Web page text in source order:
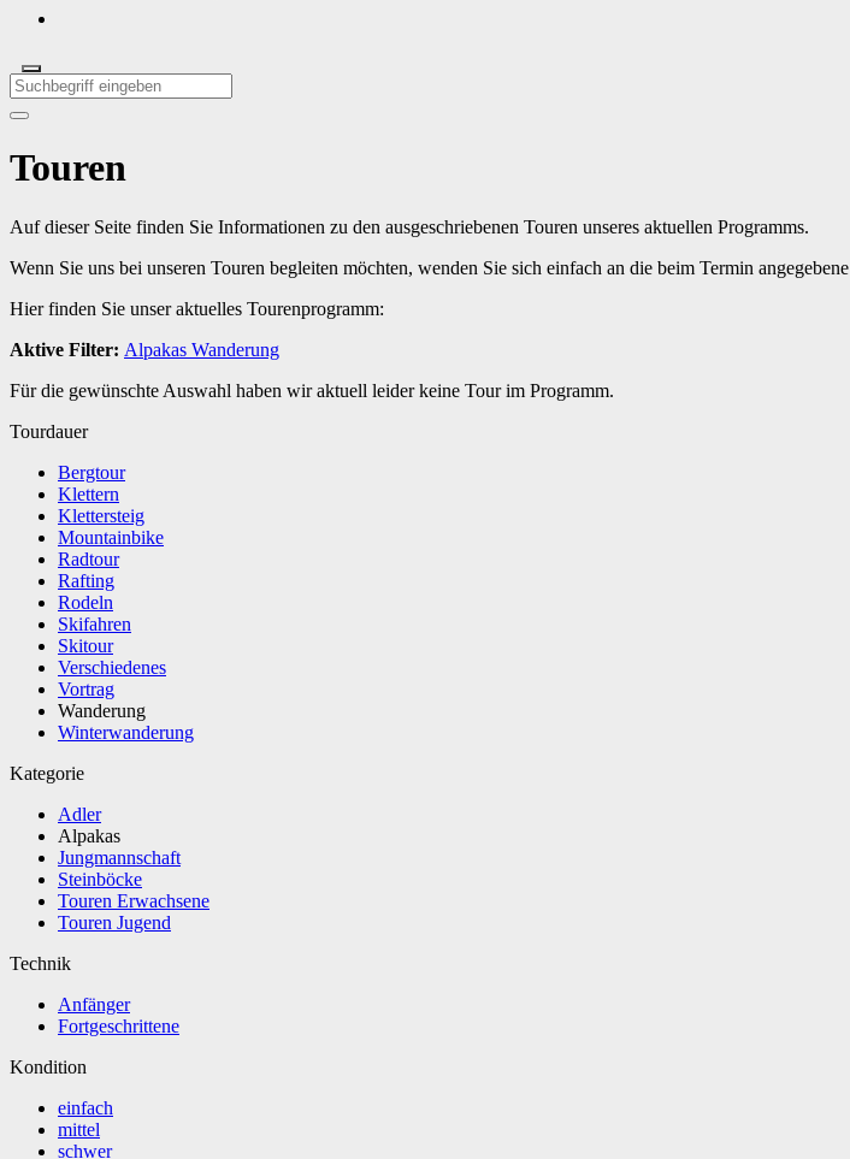
Touren
Auf dieser Seite finden Sie Informationen zu den ausgeschriebenen Touren unseres aktuellen Programms.
Wenn Sie uns bei unseren Touren begleiten möchten, wenden Sie sich einfach an die beim Termin angegebene
Hier finden Sie unser aktuelles Tourenprogramm:
Aktive Filter: Alpakas Wanderung
Für die gewünschte Auswahl haben wir aktuell leider keine Tour im Programm.
Tourdauer
Bergtour
Klettern
Klettersteig
Mountainbike
Radtour
Rafting
Rodeln
Skifahren
Skitour
Verschiedenes
Vortrag
Wanderung
Winterwanderung
Kategorie
Adler
Alpakas
Jungmannschaft
Steinböcke
Touren Erwachsene
Touren Jugend
Technik
Anfänger
Fortgeschrittene
Kondition
einfach
mittel
schwer